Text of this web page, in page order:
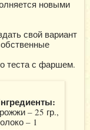
новыми
свой вариант
теста с фаршем.
– 25 гр.,
– 1